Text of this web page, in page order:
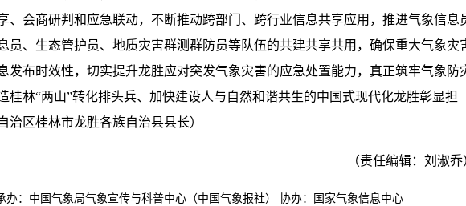
、会商研判和应急联动，不断推动跨部门、跨行业信息共享应用，推进气象信息
员、生态管护员、地质灾害群测群防员等队伍的共建共享共用，确保重大气象灾
发布时效性，切实提升龙胜应对突发气象灾害的应急处置能力，真正筑牢气象防
桂林“两山”转化排头兵、加快建设人与自然和谐共生的中国式现代化龙胜彰显担
治区桂林市龙胜各族自治县县长）
（责任编辑：刘淑乔
办：中国气象局气象宣传与科普中心（中国气象报社） 协办：国家气象信息中心